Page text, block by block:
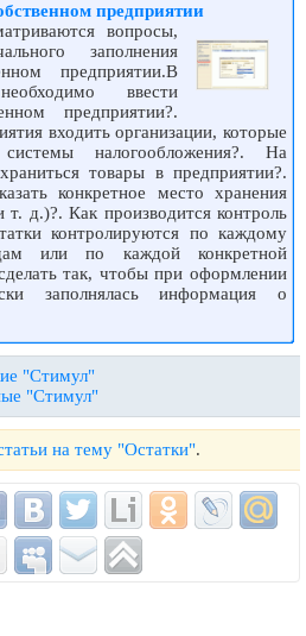
предприятии
вопросы,
заполнения
предприятии.В
ввести
предприятии?.
входить организации, которые
налогообложения?. На
товары в предприятии?.
конкретное место хранения
т. д.)?. Как производится контроль
контролируются по каждому
или по каждой конкретной
так, чтобы при оформлении
заполнялась информация о
"Стимул"
"Стимул"
на тему "Остатки".